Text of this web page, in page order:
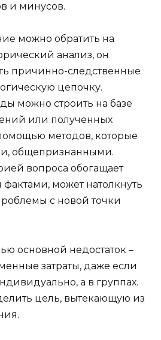
и минусов.
можно обратить на
анализ, он
причинно-следственные
цепочку.
можно строить на базе
или полученных
методов, которые
общепризнанными.
вопроса обогащает
может натолкнуть
с новой точки
основной недостаток –
затраты, даже если
а в группах.
цель, вытекающую из